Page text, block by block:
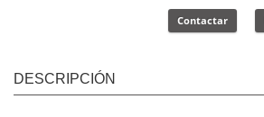
Contactar
DESCRIPCIÓN